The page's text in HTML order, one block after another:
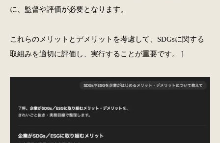
に、監督や評価が必要となります。
これらのメリットとデメリットを考慮して、SDGsに関する
取組みを適切に評価し、実行することが重要です。 ]